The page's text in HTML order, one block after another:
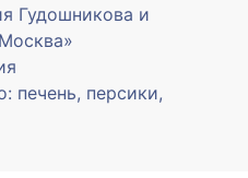
Гудошникова и
печень, персики,